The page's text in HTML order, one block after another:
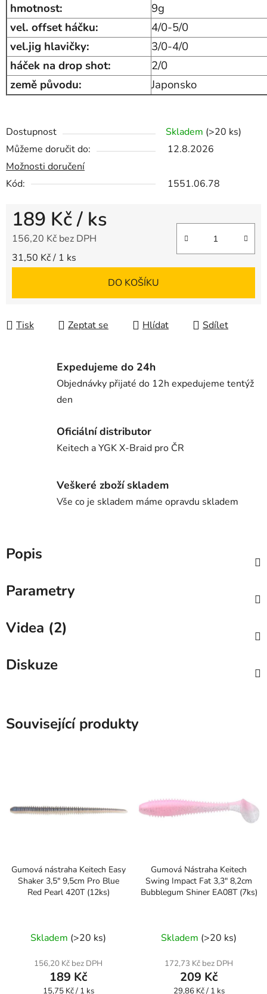
hmotnost:
9g
vel. offset háčku:
4/0-5/0
vel.jig hlavičky:
3/0-4/0
háček na drop shot:
2/0
země původu:
Japonsko
Dostupnost Skladem (>20 ks)
Můžeme doručit do:
12.8.2026
Možnosti doručení
Kód:
1551.06.78
189 Kč/ ks
156,20 Kč bez DPH
Měrná cena:
31,50 Kč / 1 ks
DO KOŠÍKU
Tisk Zeptat se Hlídat Sdílet
Expedujeme do 24h
Objednávky přijaté do 12h expedujeme tentýž
den
Oficiální distributor
Keitech a YGK X-Braid pro ČR
Veškeré zboží skladem
Vše co je skladem máme opravdu skladem
Popis
Parametry
Videa (2)
Diskuze
Související produkty
Gumová nástraha Keitech Easy
Shaker 3,5" 9,5cm Pro Blue
Red Pearl 420T (12ks)
Skladem (>20 ks)
156,20 Kč bez DPH
189 Kč
Měrná
15,75 Kč / 1 ks
Gumová Nástraha Keitech
Swing Impact Fat 3,3" 8,2cm
Bubblegum Shiner EA08T (7ks)
Skladem (>20 ks)
172,73 Kč bez DPH
209 Kč
Měrná
29,86 Kč / 1 ks